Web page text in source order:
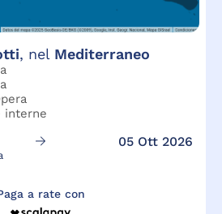
, nel Mediterraneo
interne
05 Ott 2026
a rate con